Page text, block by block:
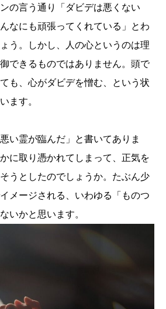
の言う通り「ダビデは悪くない
なにも頑張ってくれている」とわ
う。しかし、人の心というのは理
できるものではありません。頭で
も、心がダビデを憎む、という状
ます。
い霊が臨んだ」と書いてありま
に取り憑かれてしまって、正気を
うとしたのでしょうか。たぶん少
メージされる、いわゆる「ものつ
いかと思います。